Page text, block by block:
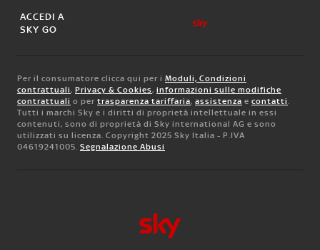
ACCEDI A
SKY GO
Per il consumatore clicca qui per i Moduli, Condizioni
contrattuali, Privacy & Cookies, informazioni sulle modifiche
contrattuali o per trasparenza tariffaria, assistenza e contatti.
Tutti i marchi Sky e i diritti di proprietà intellettuale in essi
contenuti, sono di proprietà di Sky international AG e sono
utilizzati su licenza. Copyright 2025 Sky Italia - P.IVA
04619241005. Segnalazione Abusi